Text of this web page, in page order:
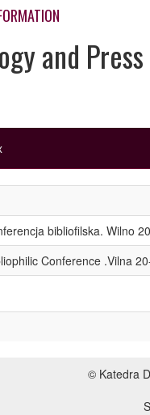
and
bibliofilska. Wilno
Conference .Vilna
© Katedra